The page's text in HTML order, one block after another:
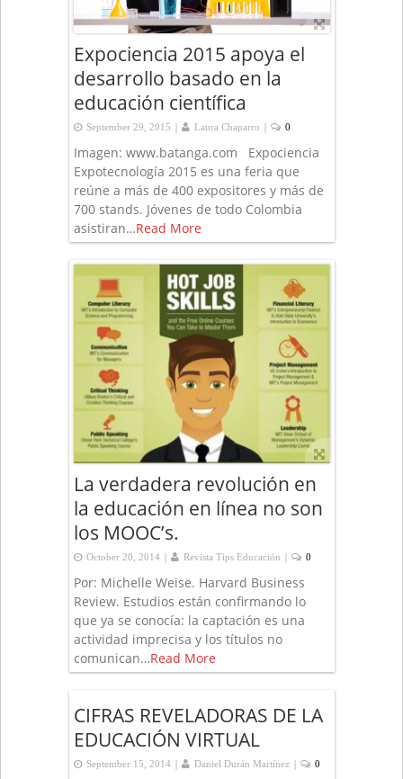
Expociencia 2015 apoya el
desarrollo basado en la
educación científica
September 29, 2015 | Laura Chaparro | 0
Imagen: www.batanga.com Expociencia
Expotecnología 2015 es una feria que
reúne a más de 400 expositores y más de
700 stands. Jóvenes de todo Colombia
asistiran…Read More
La verdadera revolución en
la educación en línea no son
los MOOC’s.
October 20, 2014 | Revista Tips Educación | 0
Por: Michelle Weise. Harvard Business
Review. Estudios están confirmando lo
que ya se conocía: la captación es una
actividad imprecisa y los títulos no
comunican…Read More
CIFRAS REVELADORAS DE LA
EDUCACIÓN VIRTUAL
September 15, 2014 | Daniel Durán Martínez | 0